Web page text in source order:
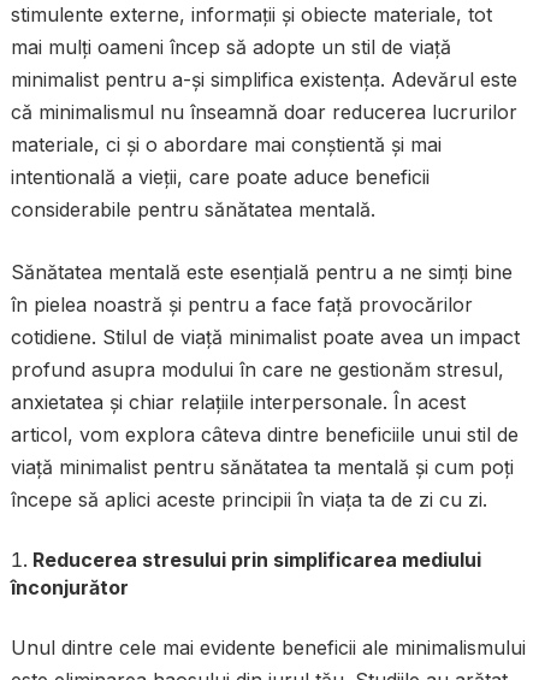
stimulente externe, informații și obiecte materiale, tot
mai mulți oameni încep să adopte un stil de viață
minimalist pentru a-și simplifica existența. Adevărul este
că minimalismul nu înseamnă doar reducerea lucrurilor
materiale, ci și o abordare mai conștientă și mai
intentională a vieții, care poate aduce beneficii
considerabile pentru sănătatea mentală.
Sănătatea mentală este esențială pentru a ne simți bine
în pielea noastră și pentru a face față provocărilor
cotidiene. Stilul de viață minimalist poate avea un impact
profund asupra modului în care ne gestionăm stresul,
anxietatea și chiar relațiile interpersonale. În acest
articol, vom explora câteva dintre beneficiile unui stil de
viață minimalist pentru sănătatea ta mentală și cum poți
începe să aplici aceste principii în viața ta de zi cu zi.
Reducerea stresului prin simplificarea mediului
înconjurător
Unul dintre cele mai evidente beneficii ale minimalismului